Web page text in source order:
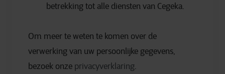
betrekking tot alle diensten van Cegeka.
Om meer te weten te komen over de
verwerking van uw persoonlijke gegevens,
bezoek onze privacyverklaring.